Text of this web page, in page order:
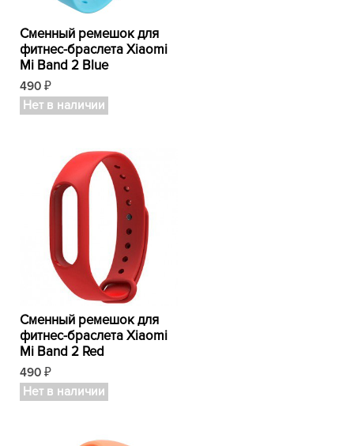
Сменный ремешок для
фитнес-браслета Xiaomi
Mi Band 2 Blue
490 ₽
Нет в наличии
Сменный ремешок для
фитнес-браслета Xiaomi
Mi Band 2 Red
490 ₽
Нет в наличии